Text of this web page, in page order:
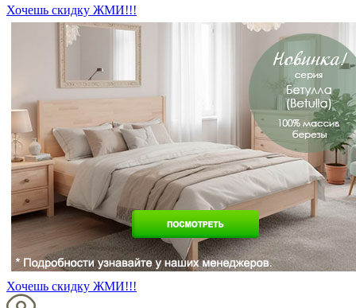
Хочешь скидку ЖМИ!!!
Хочешь скидку ЖМИ!!!